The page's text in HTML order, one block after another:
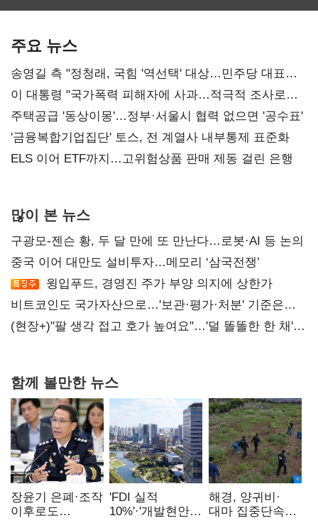
주요 뉴스
송영길 측 "정청래, 국힘 '역선택' 대상…민주당 대표로
총선 지휘 못해"
이 대통령 "국가폭력 피해자에 사과…적극적 조사로
진실 밝혀야"
주택공급 '동상이몽'…정부·서울시 협력 없으면 '공수표'
'금융복합기업집단' 토스, 전 계열사 내부통제 표준화
ELS 이어 ETF까지…고위험상품 판매 제동 걸린 은행
많이 본 뉴스
구광모-젠슨 황, 두 달 만에 또 만난다…로봇·AI 등 논의
중국 이어 대만도 설비투자…메모리 ‘삼국전쟁’
윙입푸드, 경영진 주가 부양 의지에 상한가
비트코인도 국가자산으로…'보관·평가·처분' 기준은
숙제
(현장+)"팔 생각 접고 호가 높여요"…'덜 똘똘한 한 채'
함께 볼만한 뉴스
장윤기 은폐·조작
이후로도
'FDI 실적
10%'·'개발현안
해경, 양귀비·
대마 집중단속…